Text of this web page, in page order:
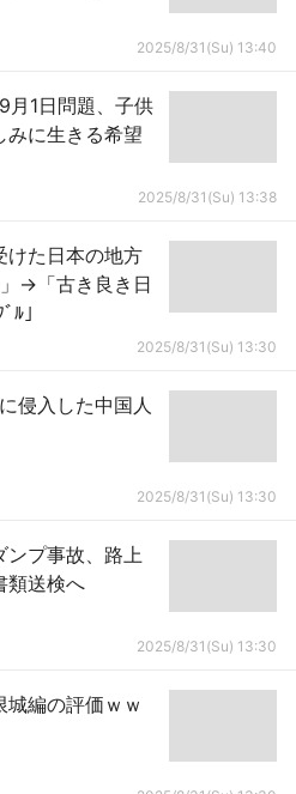
2025/8/31(Su) 13:40
月1日問題、子供
みに生きる希望
2025/8/31(Su) 13:38
けた日本の地方
→「古き良き日
」
2025/8/31(Su) 13:30
侵入した中国人
2025/8/31(Su) 13:30
ンプ事故、路上
類送検へ
2025/8/31(Su) 13:30
編の評価ｗｗ